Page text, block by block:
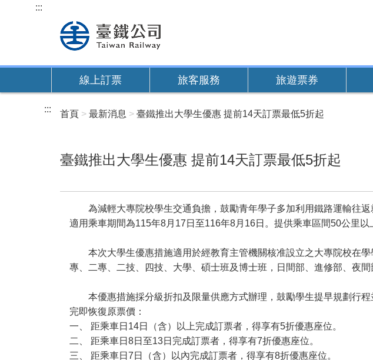
內
:::
線上訂票 旅客服務 旅遊票券
::: 首頁 最新消息 臺鐵推出大學生優惠 提前14天訂票最低5折起
臺鐵推出大學生優惠 提前14天訂票最低5折起
為減輕大專院校學生交通負擔，鼓勵青年學子多加利用鐵路運輸往返
適用乘車期間為115年8月17日至116年8月16日。提供乘車區間50公里
本次大學生優惠措施適用於經教育主管機關核准設立之大專院校在學
專、二專、二技、四技、大學、碩士班及博士班，日間部、進修部、夜間
本優惠措施採分級折扣及限量供應方式辦理，鼓勵學生提早規劃行程
完即恢復原票價：
一、 距乘車日14日（含）以上完成訂票者，得享有5折優惠座位。
二、 距乘車日8日至13日完成訂票者，得享有7折優惠座位。
三、 距乘車日7日（含）以內完成訂票者，得享有8折優惠座位。